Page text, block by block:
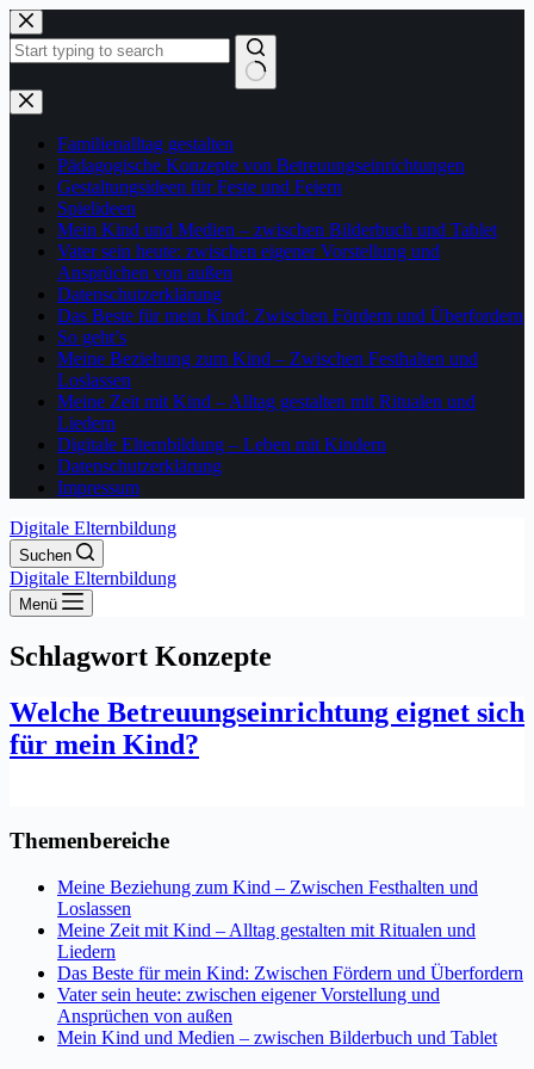
Zum
Inhalt
springen
Keine
Ergebnisse
Familienalltag gestalten
Pädagogische Konzepte von Betreuungseinrichtungen
Gestaltungsideen für Feste und Feiern
Spielideen
Mein Kind und Medien – zwischen Bilderbuch und Tablet
Vater sein heute: zwischen eigener Vorstellung und
Ansprüchen von außen
Datenschutzerklärung
Das Beste für mein Kind: Zwischen Fördern und Überfordern
So geht’s
Meine Beziehung zum Kind – Zwischen Festhalten und
Loslassen
Meine Zeit mit Kind – Alltag gestalten mit Ritualen und
Liedern
Digitale Elternbildung – Leben mit Kindern
Datenschutzerklärung
Impressum
Digitale Elternbildung
Suchen
Digitale Elternbildung
Menü
Schlagwort Konzepte
Welche Betreuungseinrichtung eignet sich
für mein Kind?
Themenbereiche
Meine Beziehung zum Kind – Zwischen Festhalten und
Loslassen
Meine Zeit mit Kind – Alltag gestalten mit Ritualen und
Liedern
Das Beste für mein Kind: Zwischen Fördern und Überfordern
Vater sein heute: zwischen eigener Vorstellung und
Ansprüchen von außen
Mein Kind und Medien – zwischen Bilderbuch und Tablet